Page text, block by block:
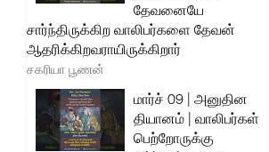
தேவனையே
சார்ந்திருக்கிற வாலிபர்களை தேவன்
ஆதரிக்கிறவராயிருக்கிறார்
சகரியா பூணன்
மார்ச் 09 | அனுதின
தியானம் | வாலிபர்கள்
பெற்றோருக்கு